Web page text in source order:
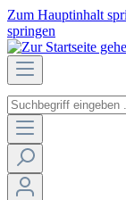
Zum Hauptinhalt
springen